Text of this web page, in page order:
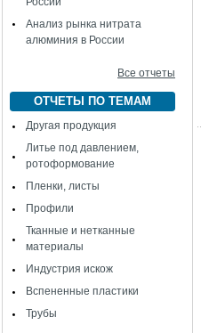
Анализ рынка нитрата
алюминия в России
Все отчеты
ОТЧЕТЫ ПО ТЕМАМ
Другая продукция
Литье под давлением,
ротоформование
Пленки, листы
Профили
Тканные и нетканные
материалы
Индустрия искож
Вспененные пластики
Трубы